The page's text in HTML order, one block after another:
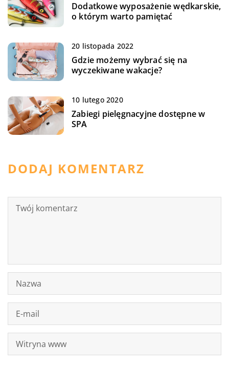
Dodatkowe wyposażenie wędkarskie,
o którym warto pamiętać
20 listopada 2022
Gdzie możemy wybrać się na
wyczekiwane wakacje?
10 lutego 2020
Zabiegi pielęgnacyjne dostępne w
SPA
DODAJ KOMENTARZ